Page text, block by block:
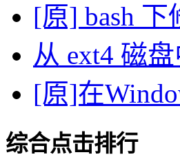
[原] bash 下
从 ext4 磁
[原]在
综合点击排行